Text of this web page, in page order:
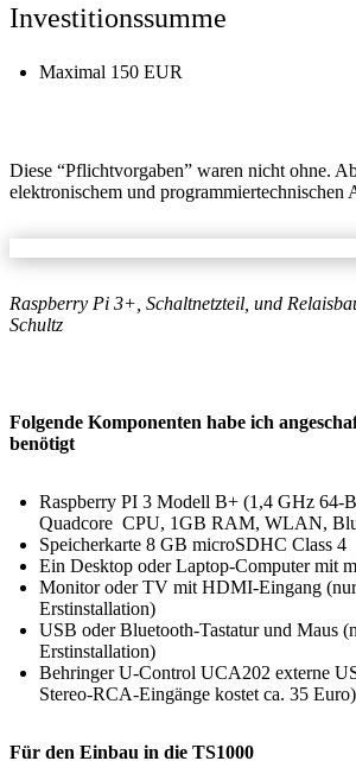
Investitionssumme
Maximal 150 EUR
Diese “Pflichtvorgaben” waren nicht ohne.
elektronischem und programmiertechnischen
Raspberry Pi 3+, Schaltnetzteil, und
Schultz
Folgende Komponenten habe ich
benötigt
Raspberry PI 3 Modell B+ (1,4 GHz 64-
Quadcore CPU, 1GB RAM, WLAN,
Speicherkarte 8 GB microSDHC Class 4
Ein Desktop oder Laptop-Computer mit
Monitor oder TV mit HDMI-Eingang
Erstinstallation)
USB oder Bluetooth-Tastatur und Maus
Erstinstallation)
Behringer U-Control UCA202 externe
Stereo-RCA-Eingänge kostet ca. 35 Euro)
Für den Einbau in die TS1000